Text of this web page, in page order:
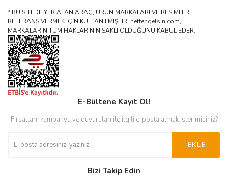
* BU SİTEDE YER ALAN ARAÇ, ÜRÜN MARKALARI VE RESİMLERİ
REFERANS VERMEK İÇİN KULLANILMIŞTIR. nettengelsin.com,
MARKALARIN TÜM HAKLARININ SAKLI OLDUĞUNU KABUL EDER.
E-Bültene Kayıt Ol!
Fırsatları, kampanya ve duyuruları ile ilgili e-posta almak ister misiniz?
EKLE
Bizi Takip Edin